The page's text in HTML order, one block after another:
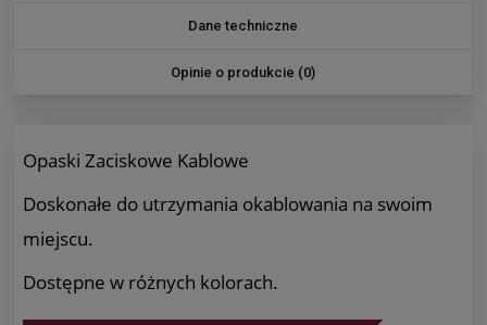
Dane techniczne
Opinie o produkcie (0)
Opaski Zaciskowe Kablowe
Doskonałe do utrzymania okablowania na swoim
miejscu.
Dostępne w różnych kolorach.